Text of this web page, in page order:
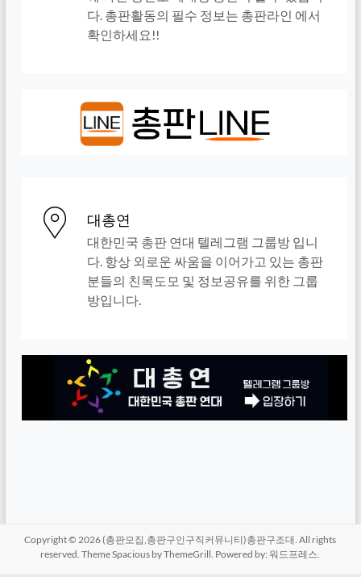
다. 총판활동의 필수 정보는 총판라인 에서
확인하세요!!
대총연
대한민국 총판 연대 텔레그램 그룹방 입니
다. 항상 외로운 싸움을 이어가고 있는 총판
분들의 친목도모 및 정보공유를 위한 그룹
방입니다.
Copyright © 2026(총판모집,총판구인구직커뮤니티)총판구조대 . All rights
reserved. ThemeSpacious by ThemeGrill. Powered by:워드프레스